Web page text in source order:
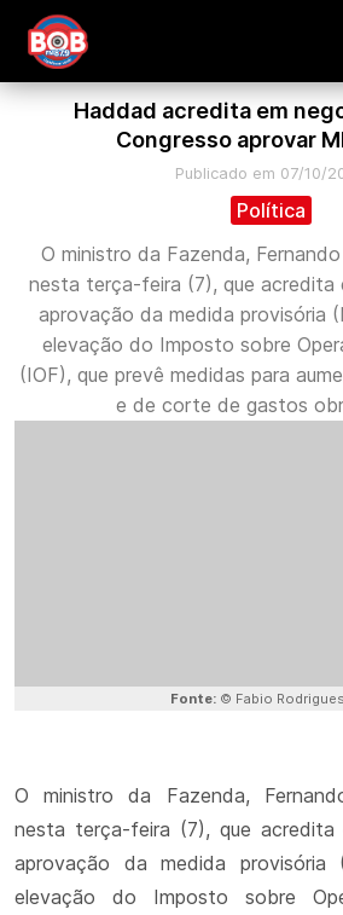
Haddad acredita em
Congresso aprovar
Publicado em 07/10/
Política
O ministro da Fazenda,
nesta terça-feira (7), que acredita
aprovação da medida provisória
elevação do Imposto sobre
(IOF), que prevê medidas para
e de corte de gastos
Fonte: © Fabio
O ministro da Fazenda,
nesta terça-feira (7), que acredita
aprovação da medida provisória
elevação do Imposto sobre